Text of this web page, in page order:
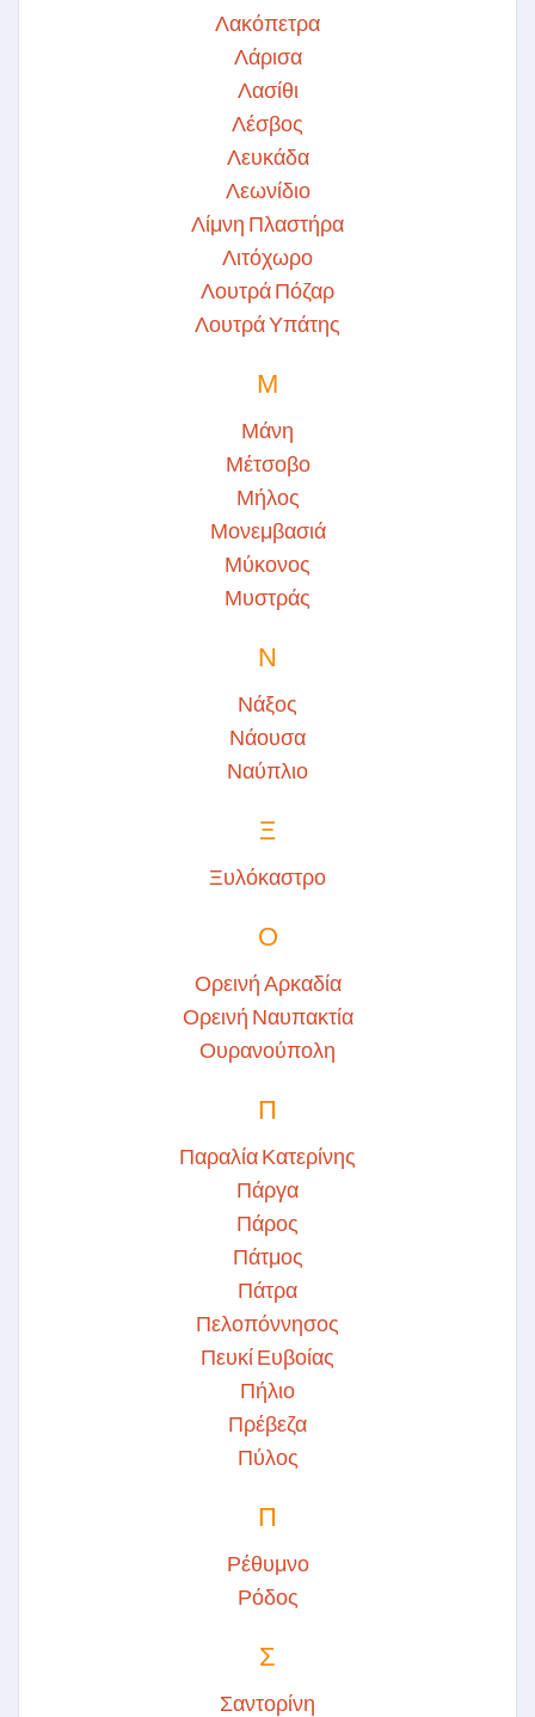
Λακόπετρα
Λάρισα
Λασίθι
Λέσβος
Λευκάδα
Λεωνίδιο
Λίμνη Πλαστήρα
Λιτόχωρο
Λουτρά Πόζαρ
Λουτρά Υπάτης
Μ
Μάνη
Μέτσοβο
Μήλος
Μονεμβασιά
Μύκονος
Μυστράς
Ν
Νάξος
Νάουσα
Ναύπλιο
Ξ
Ξυλόκαστρο
Ο
Ορεινή Αρκαδία
Ορεινή Ναυπακτία
Ουρανούπολη
Π
Παραλία Κατερίνης
Πάργα
Πάρος
Πάτμος
Πάτρα
Πελοπόννησος
Πευκί Ευβοίας
Πήλιο
Πρέβεζα
Πύλος
Π
Ρέθυμνο
Ρόδος
Σ
Σαντορίνη